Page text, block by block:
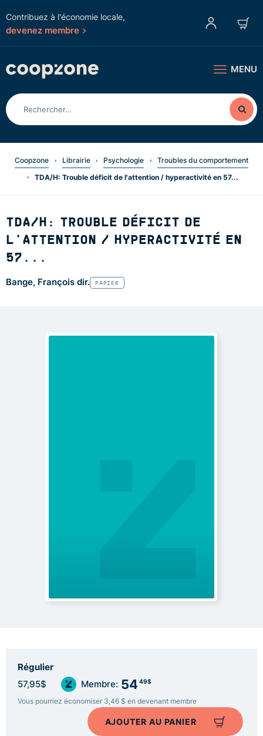
Contribuez à l'économie locale,
devenez membre
MENU
Coopzone Librairie Psychologie
Troubles du comportement
TDA/H: Trouble déficit de l'attention / hyperactivité en 57...
TDA/H: TROUBLE DÉFICIT DE
L'ATTENTION / HYPERACTIVITÉ EN
57...
Bange, François dir. PAPIER
Régulier
57,95$ Membre: 54 49$
Vous pourriez économiser 3,46 $ en devenant membre
AJOUTER AU PANIER